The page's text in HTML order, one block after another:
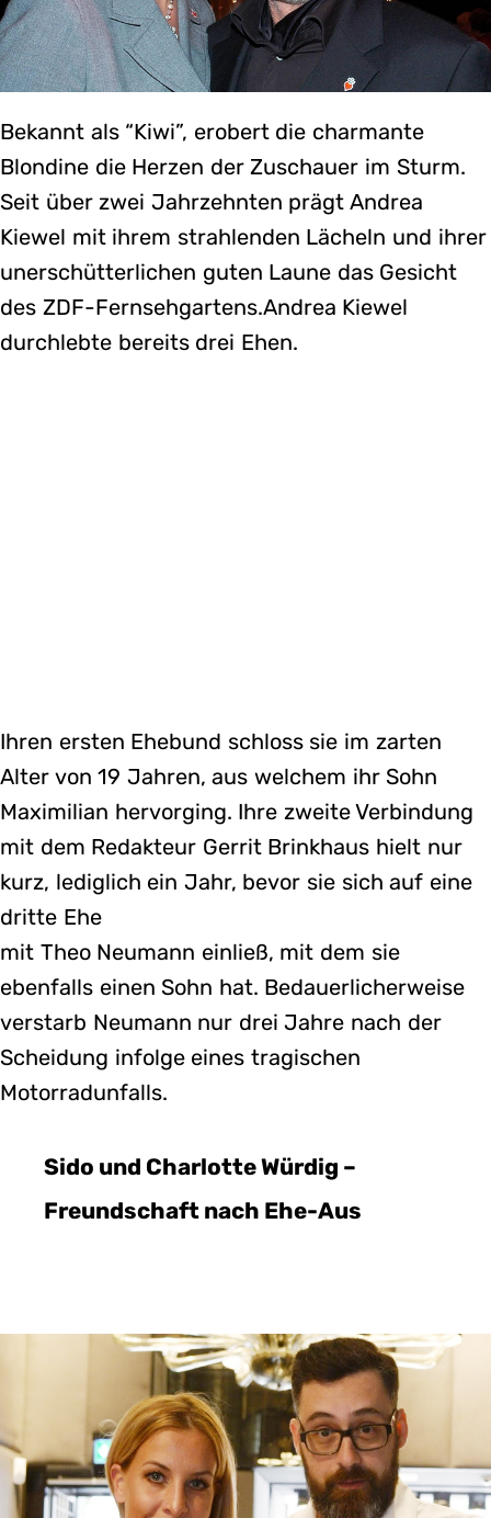
Bekannt als “Kiwi”, erobert die charmante
Blondine die Herzen der Zuschauer im Sturm.
Seit über zwei Jahrzehnten prägt Andrea
Kiewel mit ihrem strahlenden Lächeln und ihrer
unerschütterlichen guten Laune das Gesicht
des ZDF-Fernsehgartens.Andrea Kiewel
durchlebte bereits drei Ehen.
Ihren ersten Ehebund schloss sie im zarten
Alter von 19 Jahren, aus welchem ihr Sohn
Maximilian hervorging. Ihre zweite Verbindung
mit dem Redakteur Gerrit Brinkhaus hielt nur
kurz, lediglich ein Jahr, bevor sie sich auf eine
dritte Ehe
mit Theo Neumann einließ, mit dem sie
ebenfalls einen Sohn hat. Bedauerlicherweise
verstarb Neumann nur drei Jahre nach der
Scheidung infolge eines tragischen
Motorradunfalls.
Sido und Charlotte Würdig –
Freundschaft nach Ehe-Aus